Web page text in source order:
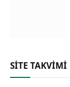
SİTE TAKVİMİ